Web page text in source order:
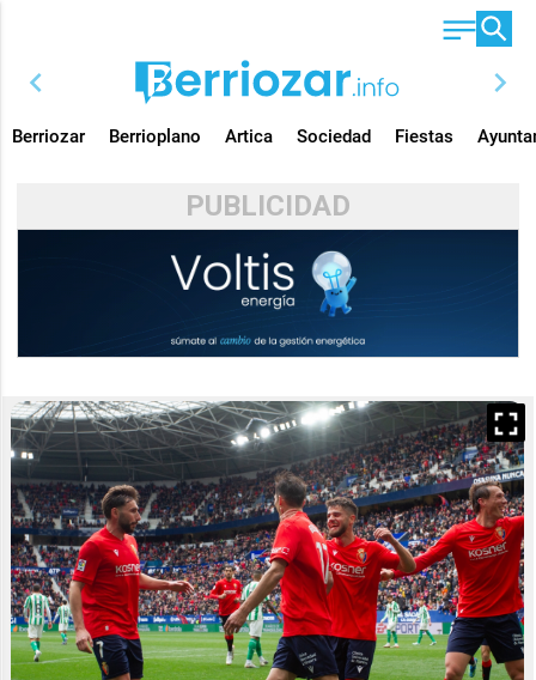
chevron_left chevron_right
Berriozar Berrioplano Artica Sociedad Fiestas
PUBLICIDAD